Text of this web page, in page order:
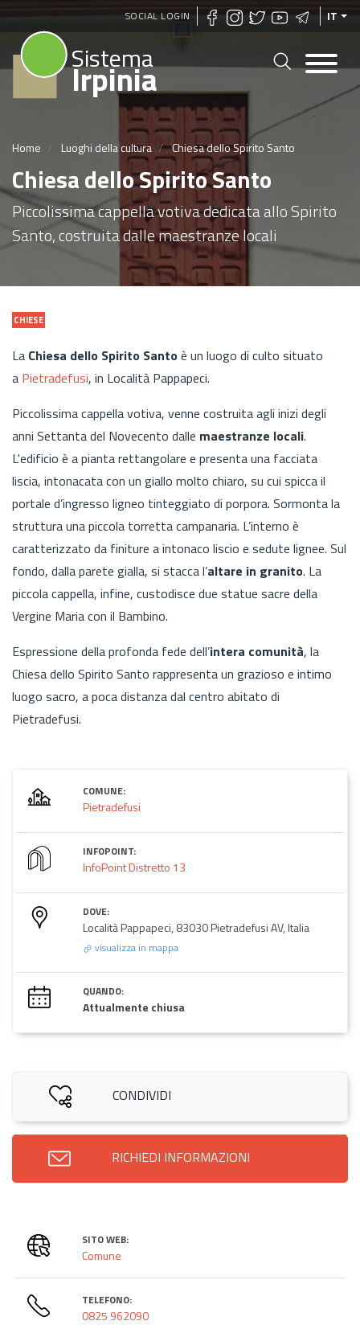
Salta
contenuto
principale
SOCIAL LOGIN IT
Sistema
Irpinia
Home Luoghi della cultura Chiesa dello Spirito Santo
Chiesa dello Spirito Santo
Piccolissima cappella votiva dedicata allo Spirito
Santo, costruita dalle maestranze locali
CHIESE
La Chiesa dello Spirito Santoè un luogo di culto situato
a Pietradefusi, in Località Pappapeci.
Piccolissima cappella votiva, venne costruita agli inizi degli
anni Settanta del Novecento dalle maestranze locali.
L'edificio è a pianta rettangolare e presenta una facciata
liscia, intonacata con un giallo molto chiaro, su cui spicca il
portale d’ingresso ligneo tinteggiato di porpora. Sormonta la
struttura una piccola torretta campanaria. L’interno è
caratterizzato da finiture a intonaco liscio e sedute lignee. Sul
fondo, dalla parete gialla, si stacca l’altare in granito. La
piccola cappella, infine, custodisce due statue sacre della
Vergine Maria con il Bambino.
Espressione della profonda fede dell’intera comunità, la
Chiesa dello Spirito Santo rappresenta un grazioso e intimo
luogo sacro, a poca distanza dal centro abitato di
Pietradefusi.
COMUNE:
Pietradefusi
INFOPOINT:
InfoPoint Distretto 13
DOVE:
Località Pappapeci, 83030 Pietradefusi AV, Italia
visualizza in mappa
QUANDO:
Attualmente chiusa
CONDIVIDI
RICHIEDI INFORMAZIONI
SITO WEB:
Comune
TELEFONO:
0825 962090